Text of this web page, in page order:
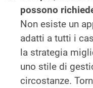
possono
Non esiste un
adatti a tutti i
la strategia
uno stile di
circostanze.